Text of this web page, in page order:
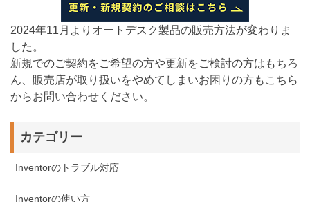
2024年11月よりオートデスク製品の販売方法が変わりま
した。
新規でのご契約をご希望の方や更新をご検討の方はもちろ
ん、販売店が取り扱いをやめてしまいお困りの方もこちら
からお問い合わせください。
カテゴリー
Inventorのトラブル対応
Inventorの使い方